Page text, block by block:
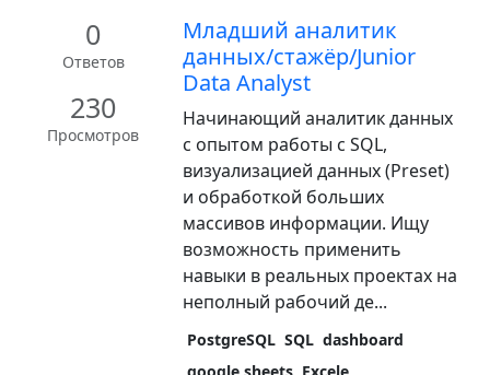
0
Ответов
230
Просмотров
Младший аналитик
данных/стажёр/Junior
Data Analyst
Начинающий аналитик данных
с опытом работы с SQL,
визуализацией данных (Preset)
и обработкой больших
массивов информации. Ищу
возможность применить
навыки в реальных проектах на
неполный рабочий де...
PostgreSQL SQL dashboard